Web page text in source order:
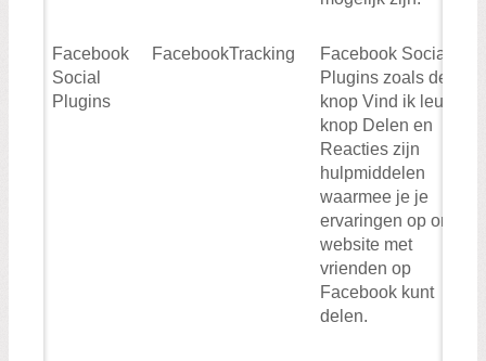
Facebook
Social
Plugins
FacebookTracking
Facebook Social
Plugins zoals de
knop Vind ik leuk, de
knop Delen en
Reacties zijn
hulpmiddelen
waarmee je je
ervaringen op onze
website met
vrienden op
Facebook kunt
delen.